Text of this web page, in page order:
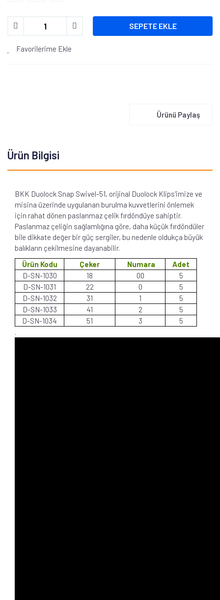
SEPETE EKLE
Favorilerime Ekle
Ürünü Paylaş
Ürün Bilgisi
BKK Duolock Snap Swivel-51, orijinal Duolock Klips'imize ve
misina üzerinde uygulanan burulma kuvvetlerini önlemek
için rahat dönen paslanmaz çelik fırdöndüye sahiptir.
Paslanmaz çeliğin sağlamlığına göre, daha küçük fırdöndüler
bile dikkate değer bir güç sergiler, bu nedenle oldukça büyük
balıkların çekilmesine dayanabilir.
Ürün Kodu
Çeker Numara
Adet
D-SN-1030
18 00
5
D-SN-1031
22 0
5
D-SN-1032
31 1
5
D-SN-1033
41 2
5
D-SN-1034
51 3
5